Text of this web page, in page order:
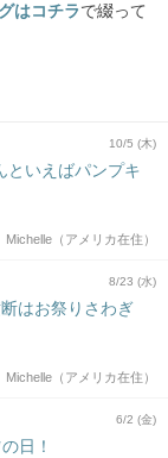
はコチラ で綴って
10/5 (木)
といえばパンプキ
Michelle（アメリカ在住）
8/23 (水)
はお祭りさわぎ
Michelle（アメリカ在住）
6/2 (金)
日！